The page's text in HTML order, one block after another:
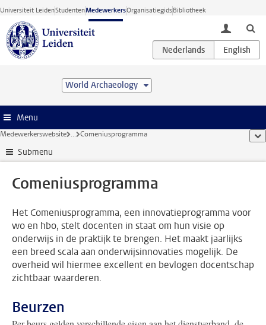
Ga direct naar de inhoud
Universiteit LeidenStudentenMedewerkersOrganisatiegidsBibliotheek
toggle
World Archaeology
Menu
Medewerkerswebsite ... Comeniusprogramma
Submenu
Comeniusprogramma
Het Comeniusprogramma, een innovatieprogramma voor
wo en hbo, stelt docenten in staat om hun visie op
onderwijs in de praktijk te brengen. Het maakt jaarlijks
een breed scala aan onderwijsinnovaties mogelijk. De
overheid wil hiermee excellent en bevlogen docentschap
zichtbaar waarderen.
Beurzen